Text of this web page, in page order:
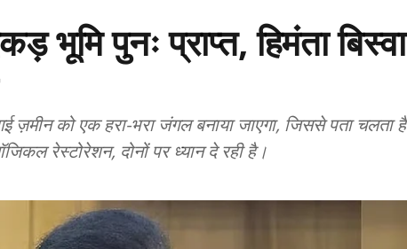
भूमि पुनः प्राप्त, हिमंता बिस्वा
ज़मीन को एक हरा-भरा जंगल बनाया जाएगा, जिससे पता चलता है
रेस्टोरेशन, दोनों पर ध्यान दे रही है।